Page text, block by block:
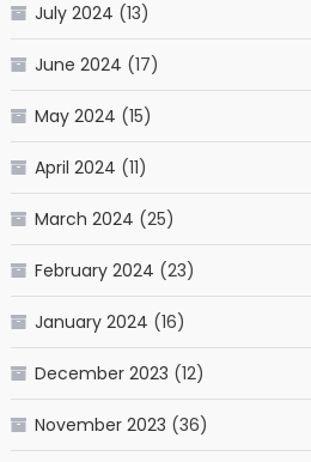
July 2024 (13)
June 2024 (17)
May 2024 (15)
April 2024 (11)
March 2024 (25)
February 2024 (23)
January 2024 (16)
December 2023 (12)
November 2023 (36)